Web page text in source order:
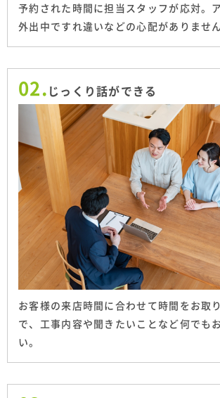
予約された時間に担当スタッフが応対。
外出中ですれ違いなどの心配がありません
02. じっくり話ができる
お客様の来店時間に合わせて時間をお取
で、工事内容や聞きたいことなど何でも
い。